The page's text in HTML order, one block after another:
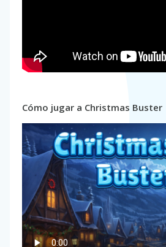
Cómo jugar a Christmas Buster